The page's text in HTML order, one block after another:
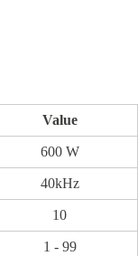
Value
600 W
40kHz
10
1 - 99